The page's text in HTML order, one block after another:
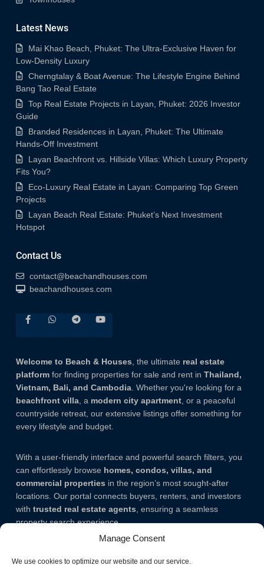
Manage Consent
We use cookies to optimize our website and our service.
Latest News
Mai Khao Beach, Phuket: The Ultra-Exclusive Haven for
Low-Density Luxury
Cherngtalay & Boat Avenue: The Lifestyle Engine Behind
Bang Tao Real Estate
Top Real Estate Projects in Layan, Phuket: 2026 Investor
Guide
Branded Residences in Layan, Phuket: The Ultimate
Hands-Off Investment
Layan Beachfront vs. Hillside Villas: Which Luxury Property
Fits You?
Eco-Luxury Real Estate in Layan: Comparing Top Green
Projects
Layan Beach Real Estate: Phuket’s Next Investment
Hotspot
Contact Us
contact@beachandhouses.com
beachandhouses.com
Welcome to Beach & Houses , the ultimate real estate
platform for finding properties for sale and rent in Thailand,
Vietnam, Bali, and Cambodia . Whether you're looking for a
beachfront villa , a modern city apartment , or a peaceful
countryside retreat, our extensive listings offer something for
every lifestyle and budget.
With a user-friendly interface and powerful search filters, you
can effortlessly browse homes, condos, villas, and
commercial properties in the region’s most sought-after
locations. Our portal connects buyers, renters, and investors
with trusted real estate agents , ensuring a seamless
property search experience.